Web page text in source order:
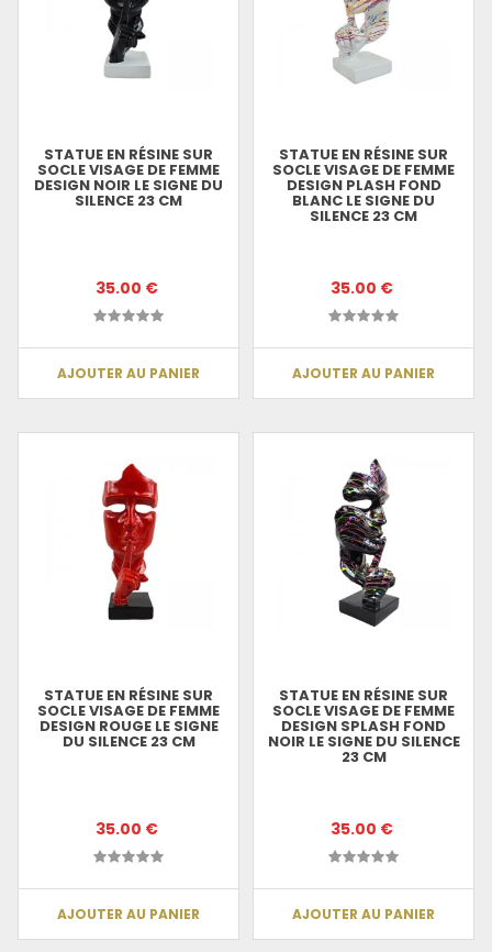
STATUE EN RÉSINE SUR
SOCLE VISAGE DE FEMME
DESIGN NOIR LE SIGNE DU
SILENCE 23 CM
35.00 €
AJOUTER AU PANIER
STATUE EN RÉSINE SUR
SOCLE VISAGE DE FEMME
DESIGN PLASH FOND
BLANC LE SIGNE DU
SILENCE 23 CM
35.00 €
AJOUTER AU PANIER
STATUE EN RÉSINE SUR
SOCLE VISAGE DE FEMME
DESIGN ROUGE LE SIGNE
DU SILENCE 23 CM
35.00 €
AJOUTER AU PANIER
STATUE EN RÉSINE SUR
SOCLE VISAGE DE FEMME
DESIGN SPLASH FOND
NOIR LE SIGNE DU SILENCE
23 CM
35.00 €
AJOUTER AU PANIER